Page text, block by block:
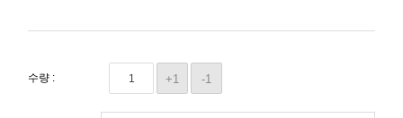
수량 : +1 -1